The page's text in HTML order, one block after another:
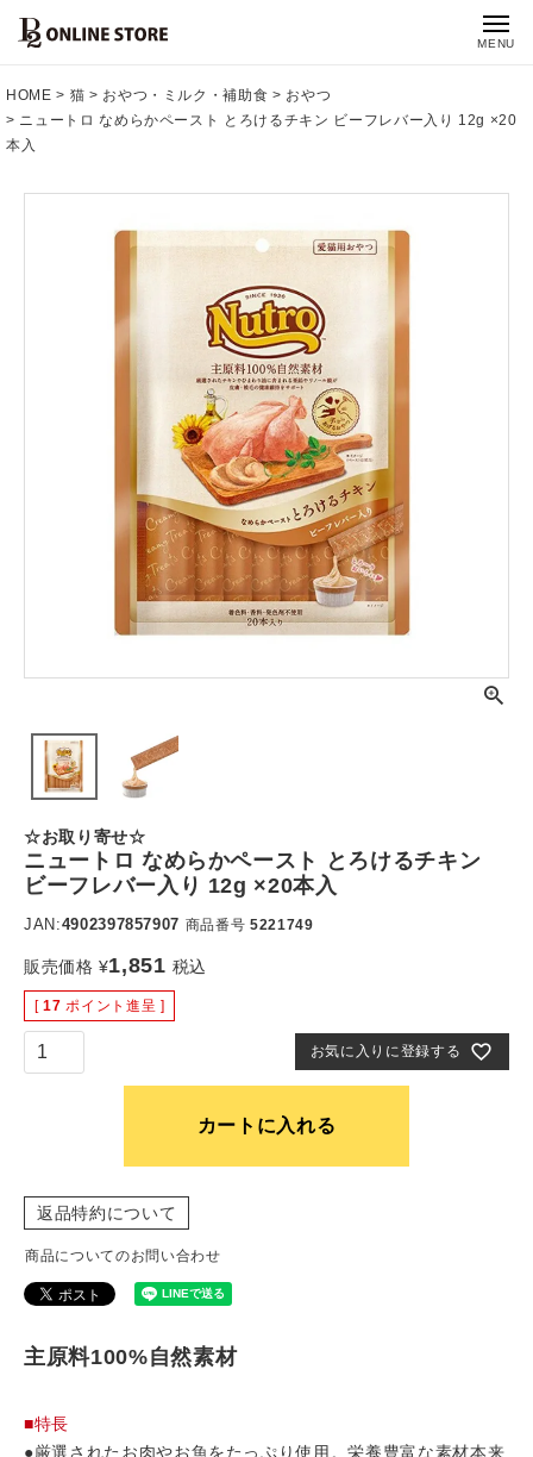
MENU
HOME 猫 おやつ・ミルク・補助食
おやつ
ニュートロ なめらかペースト とろけるチキン ビーフレバー入り 12g ×20
本入
☆お取り寄せ☆
ニュートロ なめらかペースト とろけるチキン
ビーフレバー入り 12g ×20本入
JAN:4902397857907 商品番号 5221749
販売価格 ¥1,851 税込
[ 17 ポイント進呈 ]
お気に入りに登録する
カートに入れる
返品特約について
商品についてのお問い合わせ
主原料100%自然素材
■特長
●厳選されたお肉やお魚をたっぷり使用。栄養豊富な素材本来